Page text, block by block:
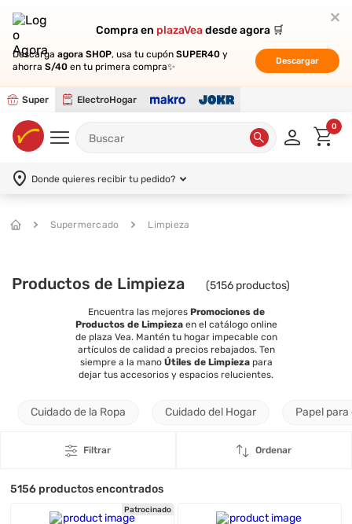
Compra en plazaVeadesde agora 🛒
Descarga agora SHOP, usa tu cupón SUPER40 y
ahorra S/40 en tu primera compra✨
Descargar
Super ElectroHogar
Compra en plazaVeadesde agora 🛒
Descarga agora SHOP, usa tu cupón SUPER40 y
ahorra S/40 en tu primera compra✨
Descargar
0
Donde quieres recibir tu pedido?
Supermercado Limpieza
Productos de Limpieza (5156 productos)
Encuentra las mejores Promociones de
Productos de Limpiezaen el catálogo online
de plaza Vea. Mantén tu hogar impecable con
artículos de calidad a precios rebajados. Ten
siempre a la mano Útiles de Limpieza para
dejar tus accesorios y espacios relucientes.
Cuidado de la Ropa Cuidado del Hogar Papel para
Filtrar Ordenar
5156 productos encontrados
Patrocinado